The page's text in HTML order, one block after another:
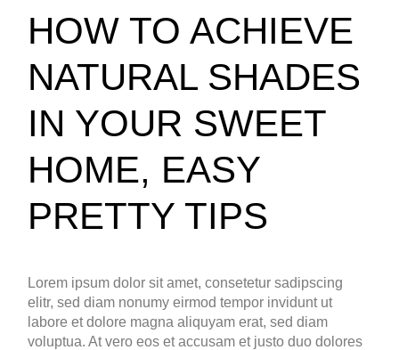
HOW TO ACHIEVE
NATURAL SHADES
IN YOUR SWEET
HOME, EASY
PRETTY TIPS
Lorem ipsum dolor sit amet, consetetur sadipscing
elitr, sed diam nonumy eirmod tempor invidunt ut
labore et dolore magna aliquyam erat, sed diam
voluptua. At vero eos et accusam et justo duo dolores